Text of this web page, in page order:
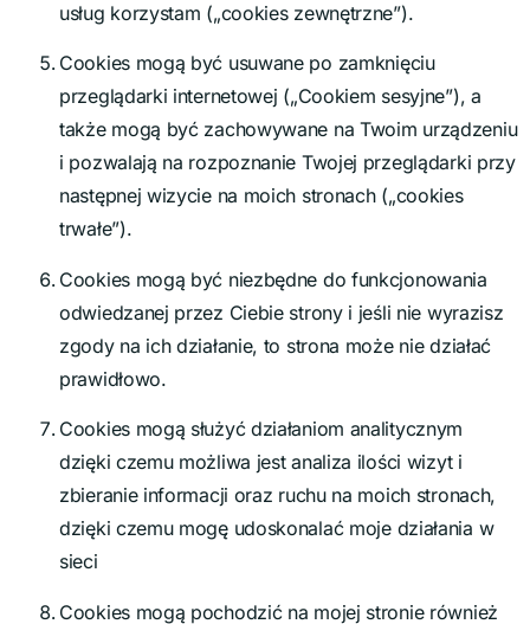
usług korzystam („cookies zewnętrzne”).
Cookies mogą być usuwane po zamknięciu
przeglądarki internetowej („Cookiem sesyjne”), a
także mogą być zachowywane na Twoim urządzeniu
i pozwalają na rozpoznanie Twojej przeglądarki przy
następnej wizycie na moich stronach („cookies
trwałe”).
Cookies mogą być niezbędne do funkcjonowania
odwiedzanej przez Ciebie strony i jeśli nie wyrazisz
zgody na ich działanie, to strona może nie działać
prawidłowo.
Cookies mogą służyć działaniom analitycznym
dzięki czemu możliwa jest analiza ilości wizyt i
zbieranie informacji oraz ruchu na moich stronach,
dzięki czemu mogę udoskonalać moje działania w
sieci
Cookies mogą pochodzić na mojej stronie również